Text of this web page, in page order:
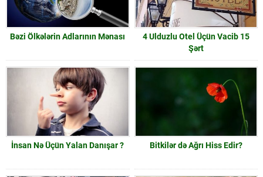
Bəzi Ölkələrin Adlarının Mənası
4 Ulduzlu Otel Üçün Vacib 15
Şərt
İnsan Nə Üçün Yalan Danışar ? Bitkilər də Ağrı Hiss Edir?